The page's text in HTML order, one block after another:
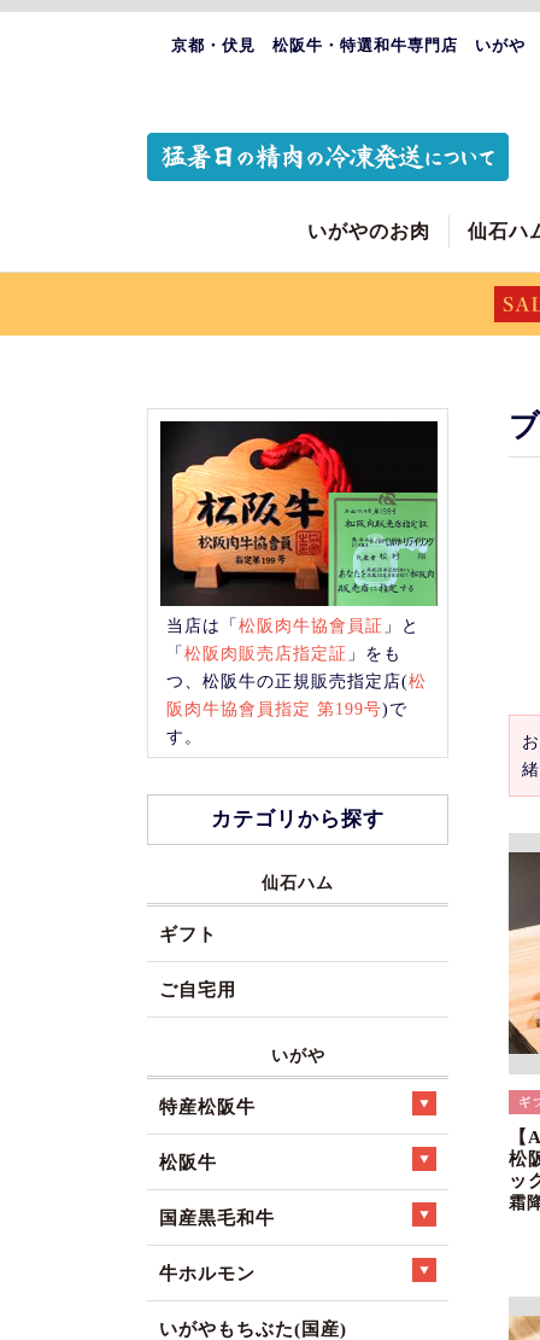
京都・伏見 松阪牛・特選和牛専門店 いがや
いがやのお肉 仙石ハ
【
松
ッ
霜
当店は「松阪肉牛協會員証 」と
「松阪肉販売店指定証 」をも
つ、松阪牛の正規販売指定店(松
阪肉牛協會員指定 第199号)で
す。
カテゴリから探す
仙石ハム
ギフト
ご自宅用
いがや
特産松阪牛
松阪牛
国産黒毛和牛
牛ホルモン
いがやもちぶた(国産)